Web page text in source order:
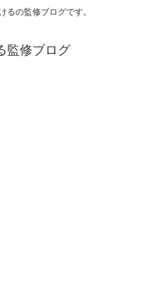
るの監修ブログです。
監修ブログ